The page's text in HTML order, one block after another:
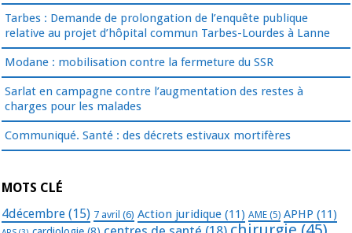
Tarbes : Demande de prolongation de l’enquête publique
relative au projet d’hôpital commun Tarbes-Lourdes à Lanne
Modane : mobilisation contre la fermeture du SSR
Sarlat en campagne contre l’augmentation des restes à
charges pour les malades
Communiqué. Santé : des décrets estivaux mortifères
MOTS CLÉ
4décembre (15) 7 avril (6) Action juridique (11) AME (5) APHP (11)